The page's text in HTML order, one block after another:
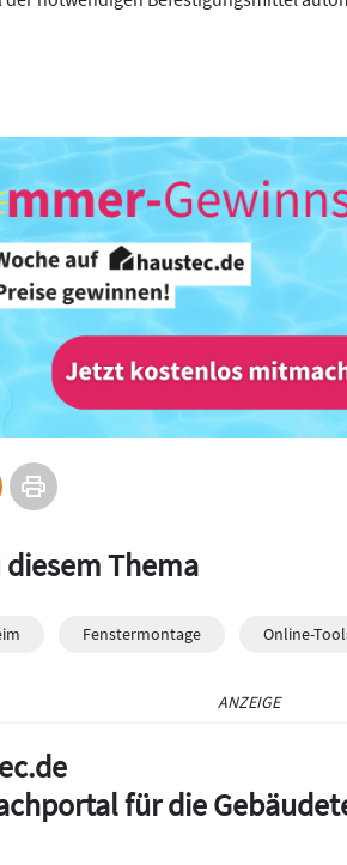
diesem Thema
Fenstermontage Online-
ANZEIGE
für die